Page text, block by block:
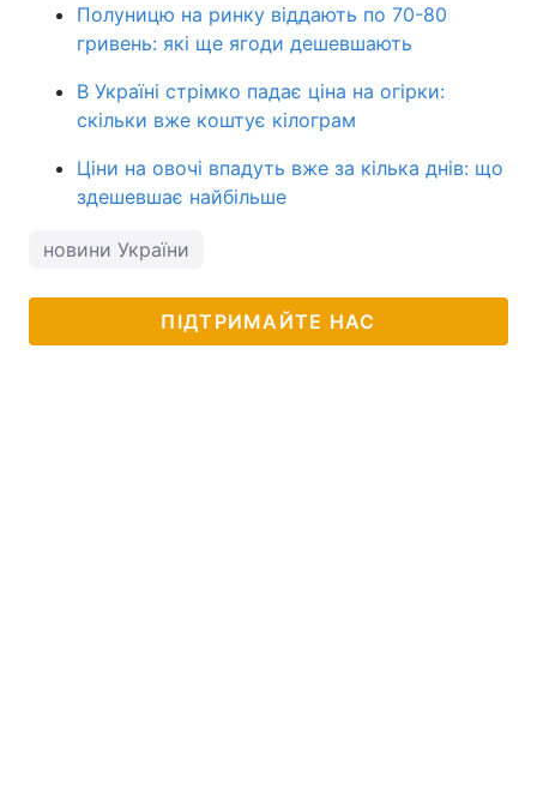
Полуницю на ринку віддають по 70-80
гривень: які ще ягоди дешевшають
В Україні стрімко падає ціна на огірки:
скільки вже коштує кілограм
Ціни на овочі впадуть вже за кілька днів: що
здешевшає найбільше
новини України
ПІДТРИМАЙТЕ НАС